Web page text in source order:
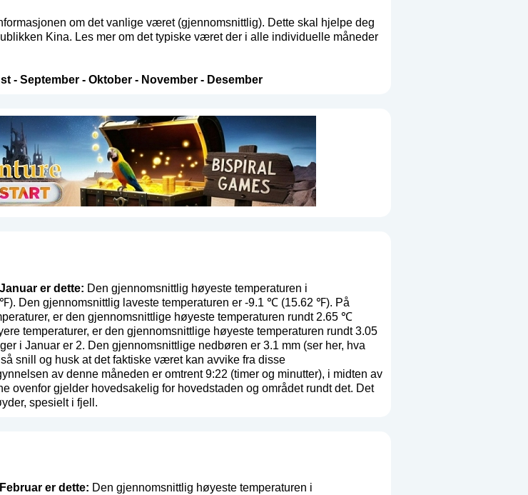
om det vanlige været (gjennomsnittlig). Dette skal hjelpe deg
Kina. Les mer om det typiske været der i alle individuelle måneder
- September- Oktober- November- Desember
er dette: Den gjennomsnittlig høyeste temperaturen i
Den gjennomsnittlig laveste temperaturen er -9.1 ℃ (15.62 ℉). På
er den gjennomsnittlige høyeste temperaturen rundt 2.65 ℃
temperaturer, er den gjennomsnittlige høyeste temperaturen rundt 3.05
i Januar er 2. Den gjennomsnittlige nedbøren er 3.1 mm (ser her, hva
snill og husk at det faktiske været kan avvike fra disse
av denne måneden er omtrent 9:22 (timer og minutter), i midten av
ovenfor gjelder hovedsakelig for hovedstaden og området rundt det. Det
spesielt i fjell.
er dette: Den gjennomsnittlig høyeste temperaturen i